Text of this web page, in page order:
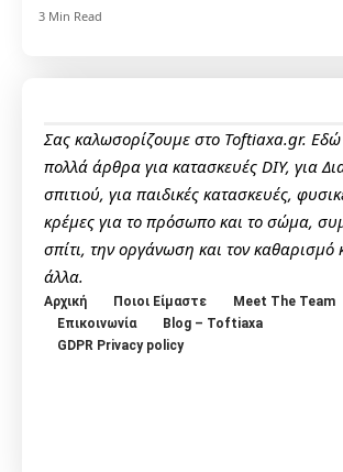
3 Min Read
Σας καλωσορίζουμε στο Toftiaxa.gr. Εδώ
πολλά άρθρα για κατασκευές DIY, για
σπιτιού, για παιδικές κατασκευές,
κρέμες για το πρόσωπο και το σώμα,
σπίτι, την οργάνωση και τον καθαρισμό
άλλα.
Αρχική Ποιοι Είμαστε
Meet The Team
Επικοινωνία
Blog – Toftiaxa
GDPR Privacy policy